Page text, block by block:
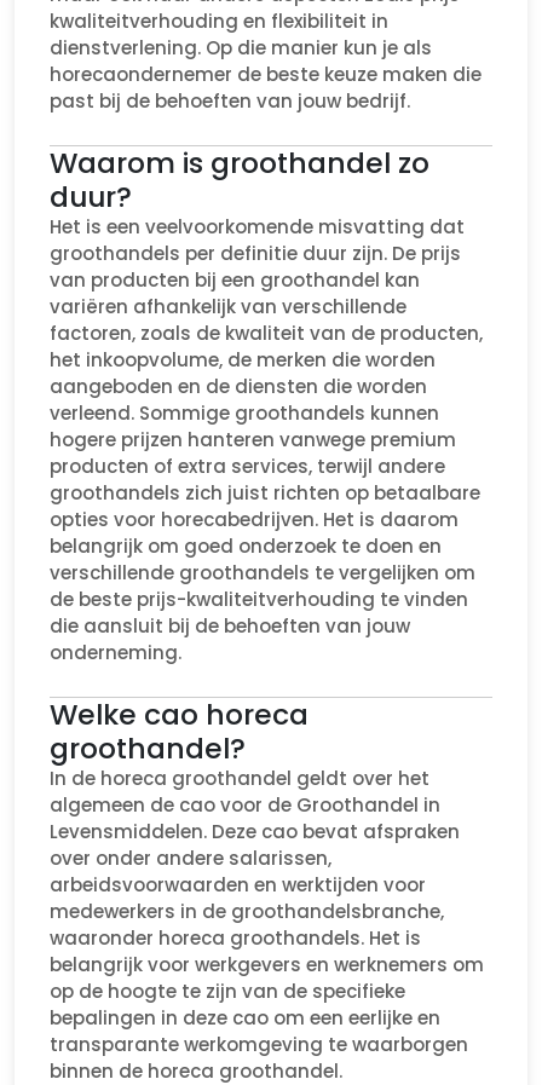
kwaliteitverhouding en flexibiliteit in
dienstverlening. Op die manier kun je als
horecaondernemer de beste keuze maken die
past bij de behoeften van jouw bedrijf.
Waarom is groothandel zo
duur?
Het is een veelvoorkomende misvatting dat
groothandels per definitie duur zijn. De prijs
van producten bij een groothandel kan
variëren afhankelijk van verschillende
factoren, zoals de kwaliteit van de producten,
het inkoopvolume, de merken die worden
aangeboden en de diensten die worden
verleend. Sommige groothandels kunnen
hogere prijzen hanteren vanwege premium
producten of extra services, terwijl andere
groothandels zich juist richten op betaalbare
opties voor horecabedrijven. Het is daarom
belangrijk om goed onderzoek te doen en
verschillende groothandels te vergelijken om
de beste prijs-kwaliteitverhouding te vinden
die aansluit bij de behoeften van jouw
onderneming.
Welke cao horeca
groothandel?
In de horeca groothandel geldt over het
algemeen de cao voor de Groothandel in
Levensmiddelen. Deze cao bevat afspraken
over onder andere salarissen,
arbeidsvoorwaarden en werktijden voor
medewerkers in de groothandelsbranche,
waaronder horeca groothandels. Het is
belangrijk voor werkgevers en werknemers om
op de hoogte te zijn van de specifieke
bepalingen in deze cao om een eerlijke en
transparante werkomgeving te waarborgen
binnen de horeca groothandel.